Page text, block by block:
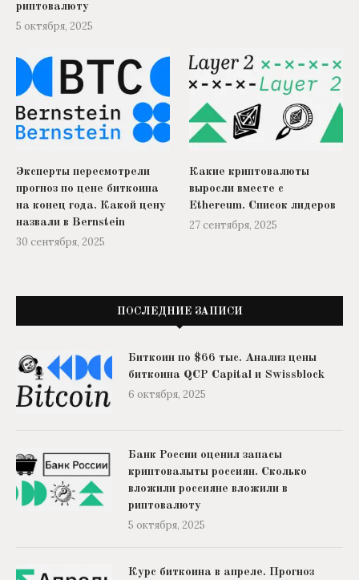
риптовалюту
5 октября, 2025
Эксперты пересмотрели
прогноз по цене биткоина
на конец года. Какой цену
назвали в Bernstein
30 сентября, 2025
Какие криптовалюты
выросли вместе с
Ethereum. Список лидеров
27 сентября, 2025
ПОСЛЕДНИЕ ЗАПИСИ
Биткоин по $66 тыс. Анализ цены
биткоина QCP Capital и Swissblock
6 октября, 2025
Банк России оценил запасы
криптовалыты россиян. Сколько
вложили россияне вложили в
риптовалюту
5 октября, 2025
Курс биткоина в апреле. Прогноз